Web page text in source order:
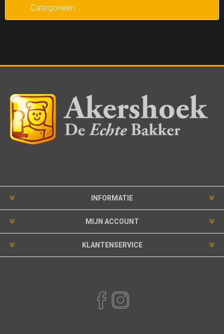
Categorieen
INFORMATIE
MIJN ACCOUNT
KLANTENSERVICE